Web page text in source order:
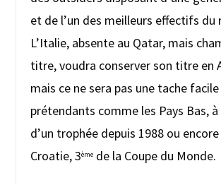
et de l’un des meilleurs effectifs du
L’Italie, absente au Qatar, mais
titre, voudra conserver son titre en
mais ce ne sera pas une tache
prétendants comme les Pays Bas,
d’un trophée depuis 1988 ou
Croatie, 3èmede la Coupe du Monde.